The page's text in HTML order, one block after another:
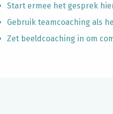
Start ermee het gesprek
Gebruik teamcoaching als
Zet beeldcoaching in om